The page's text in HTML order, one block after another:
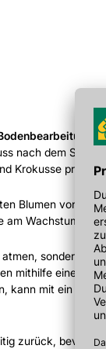
nach dem
Krokusse
Blumen von den
am Wachstum
sondern
mithilfe eines
kann mit ein
zurück, bevor